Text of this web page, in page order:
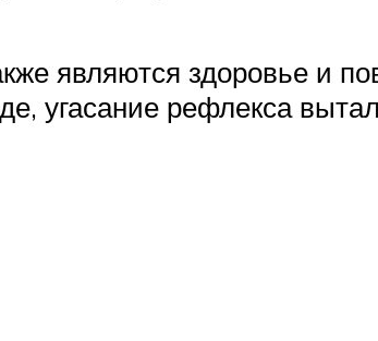
являются здоровье и
угасание рефлекса